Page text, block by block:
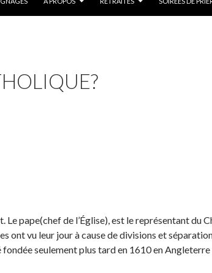
pape(chef de l’Église), est le représentant du
ont vu leur jour à cause de divisions et
seulement plus tard en 1610 en